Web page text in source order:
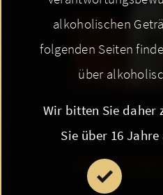
ZURÜCK
alkoholischen
folgenden Seiten
über
Wir bitten Sie daher
Sie über 16